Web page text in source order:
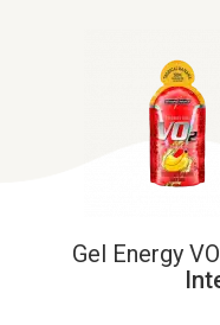
Gel Energy